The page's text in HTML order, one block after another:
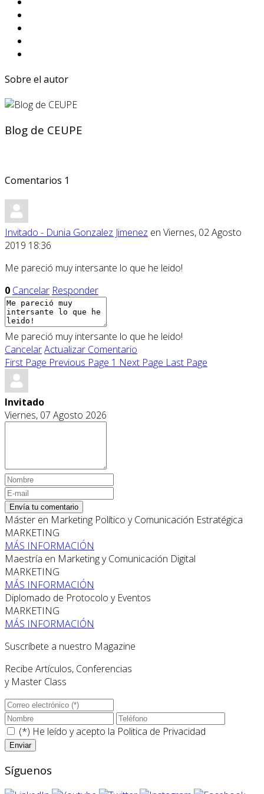
Sobre el autor
Blog de CEUPE
Comentarios 1
Invitado - Dunia Gonzalez Jimenez en Viernes, 02 Agosto
2019 18:36
Me pareció muy intersante lo que he leido!
0 Cancelar Responder
Me pareció muy intersante lo que he leido!
CancelarActualizar Comentario
First Page Previous Page 1 Next Page Last Page
Invitado
Viernes, 07 Agosto 2026
Envía tu comentario
Máster en Marketing Político y Comunicación Estratégica
MARKETING
MÁS INFORMACIÓN
Maestría en Marketing y Comunicación Digital
MARKETING
MÁS INFORMACIÓN
Diplomado de Protocolo y Eventos
MARKETING
MÁS INFORMACIÓN
Suscríbete a nuestro Magazine
Recibe Artículos, Conferencias
y Master Class
(*) He leído y acepto la Politica de Privacidad
Síguenos